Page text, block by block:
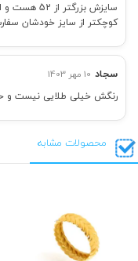
سایزش
کوچکتر از سایز خودشان
سجاد 10 مهر 1403
رنگش خیلی طلایی نیست و
محصولات مشابه